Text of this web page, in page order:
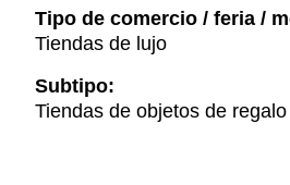
Tipo de comercio / feria /
Tiendas de lujo
Subtipo:
Tiendas de objetos de regalo